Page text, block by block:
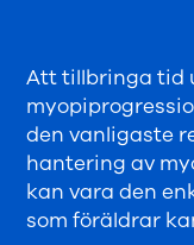
Att tillbringa tid
den vanligaste
hantering av
kan vara den
som föräldrar